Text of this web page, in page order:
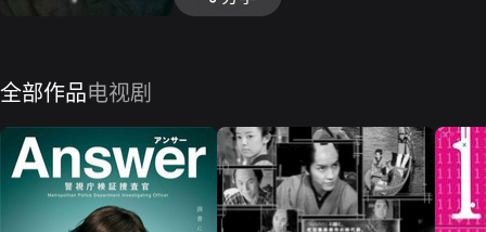
5年推出个人迷你专辑《Fragments》。
全部作品电视剧